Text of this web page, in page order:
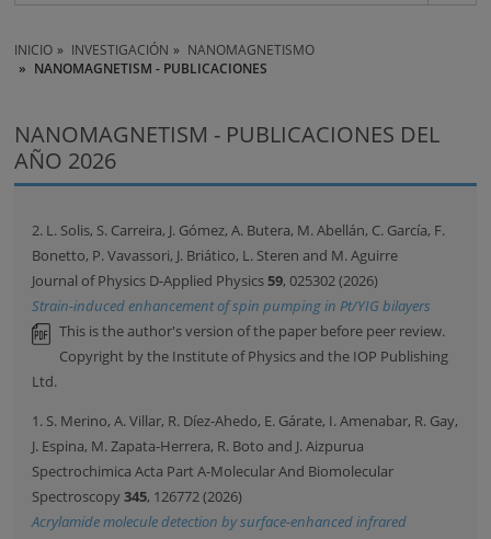
INICIO INVESTIGACIÓN
NANOMAGNETISMO
NANOMAGNETISM - PUBLICACIONES
NANOMAGNETISM - PUBLICACIONES DEL
AÑO 2026
2. L. Solis, S. Carreira, J. Gómez, A. Butera, M. Abellán, C. García, F.
Bonetto, P. Vavassori, J. Briático, L. Steren and M. Aguirre
Journal of Physics D-Applied Physics59, 025302 (2026)
Strain-induced enhancement of spin pumping in Pt/YIG bilayers
This is the author's version of the paper before peer review.
Copyright by the Institute of Physics and the IOP Publishing
Ltd.
1. S. Merino, A. Villar, R. Díez-Ahedo, E. Gárate, I. Amenabar, R. Gay,
J. Espina, M. Zapata-Herrera, R. Boto and J. Aizpurua
Spectrochimica Acta Part A-Molecular And Biomolecular
Spectroscopy345, 126772 (2026)
Acrylamide molecule detection by surface-enhanced infrared